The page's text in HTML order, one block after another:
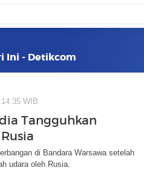
Ini - Detikcom
WIB
Tangguhkan
di Bandara Warsawa setelah
udara oleh Rusia.